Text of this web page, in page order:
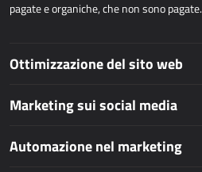
SOLUZIONI PERSONALIZZATE
AllForAutoClub
pagate e organiche, che non sono pagate.
Ottimizzazione del sito web
Marketing sui social media
Automazione nel marketing